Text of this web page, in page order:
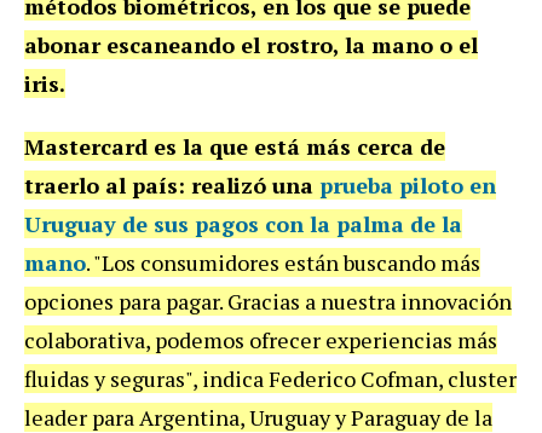
abonar escaneando el rostro, la mano o el
iris.
Mastercard es la que está más cerca de
traerlo al país: realizó una prueba piloto en
Uruguay de sus pagos con la palma de la
mano. "Los consumidores están buscando más
opciones para pagar. Gracias a nuestra innovación
colaborativa, podemos ofrecer experiencias más
fluidas y seguras", indica Federico Cofman, cluster
leader para Argentina, Uruguay y Paraguay de la